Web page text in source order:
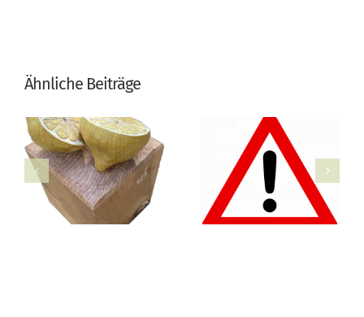
Ähnliche Beiträge